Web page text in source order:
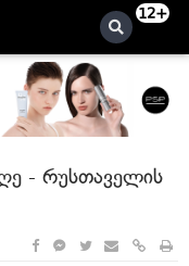
12+
- რუსთაველის